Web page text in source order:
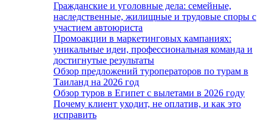
Гражданские и уголовные дела: семейные,
наследственные, жилищные и трудовые споры с
участием автоюриста
Промоакции в маркетинговых кампаниях:
уникальные идеи, профессиональная команда и
достигнутые результаты
Обзор предложений туроператоров по турам в
Таиланд на 2026 год
Обзор туров в Египет с вылетами в 2026 году
Почему клиент уходит, не оплатив, и как это
исправить